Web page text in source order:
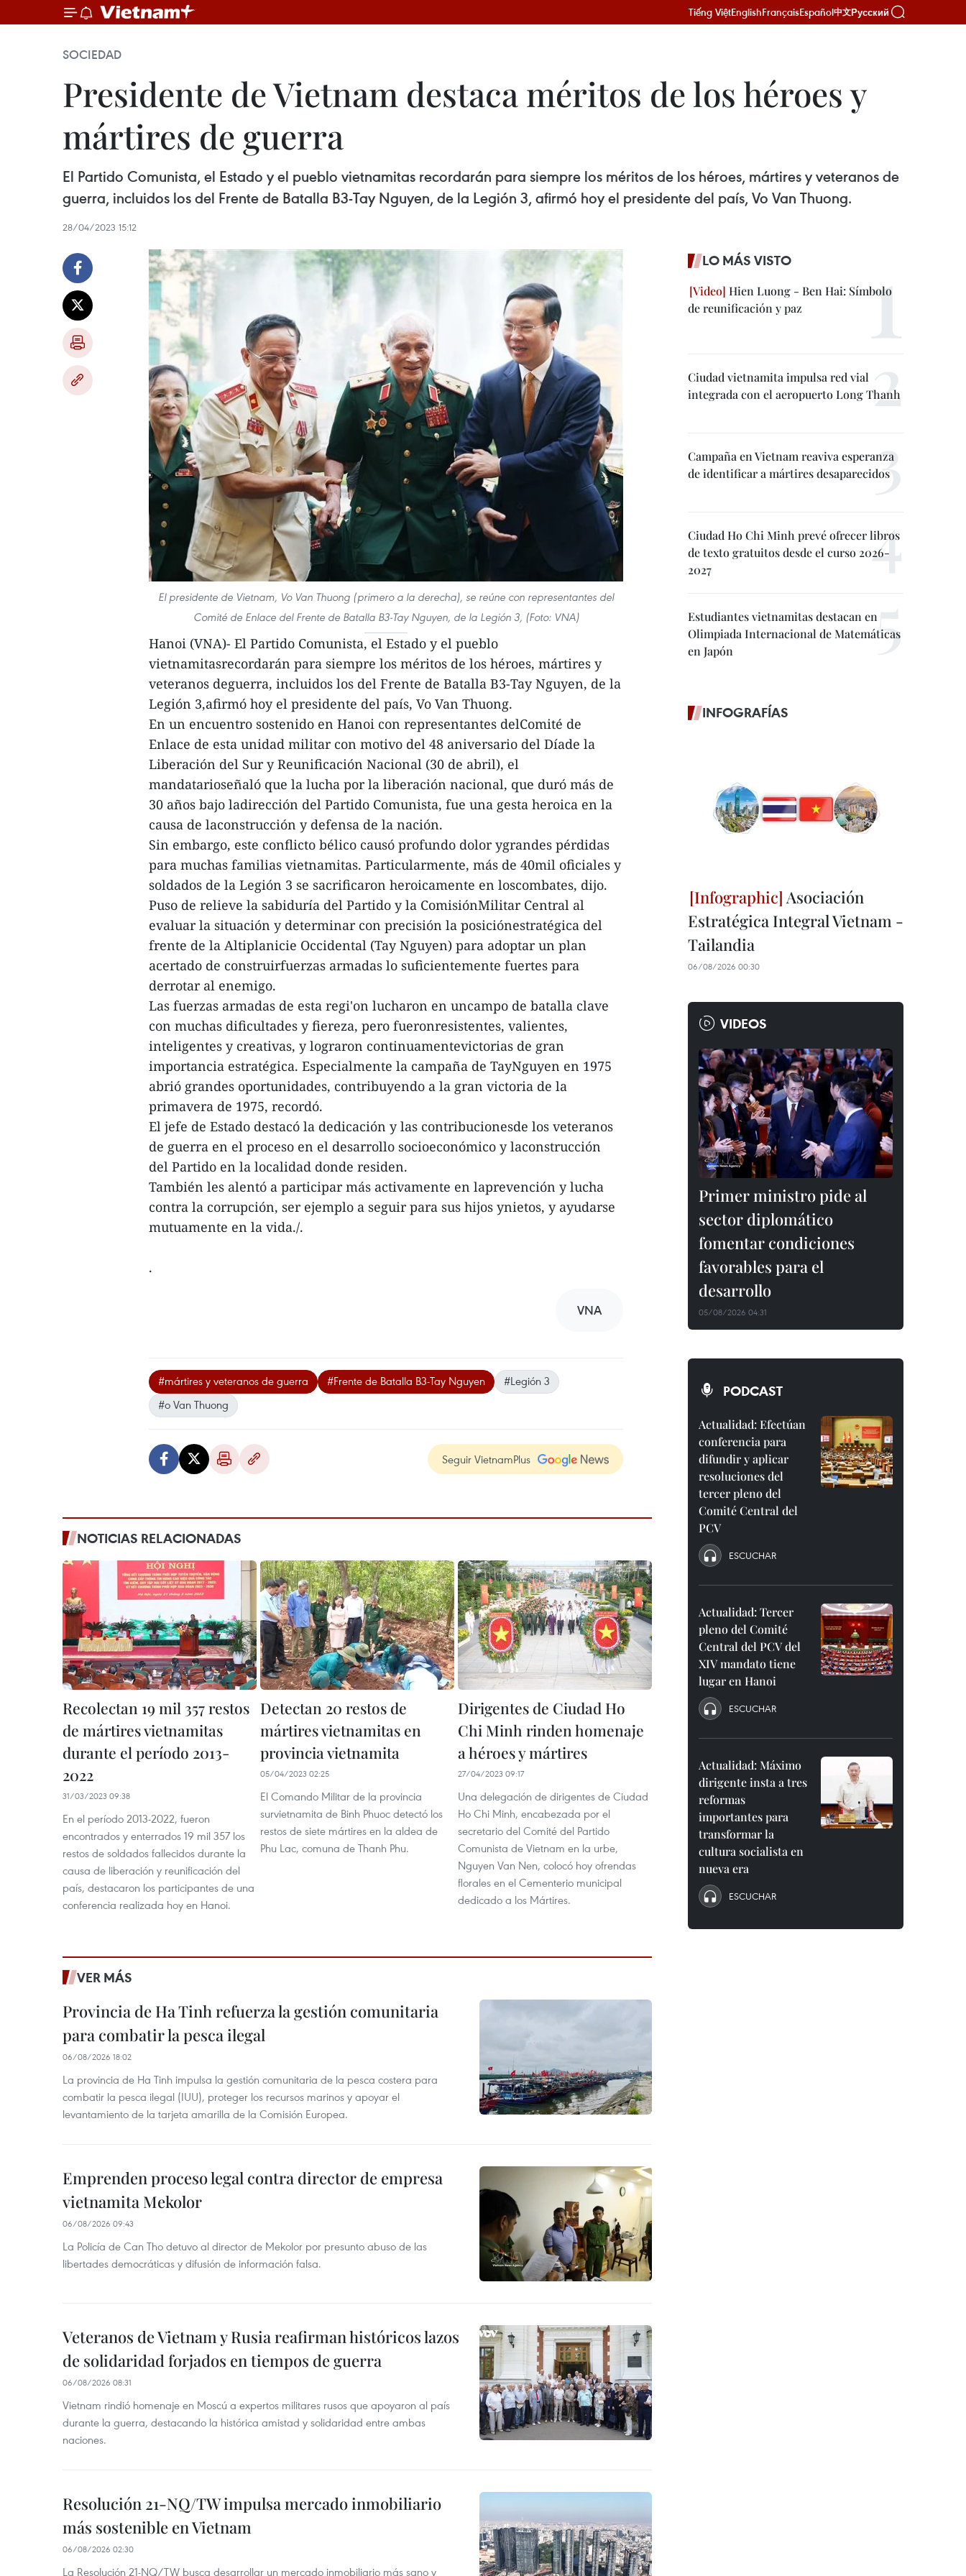
Tiếng ViệtEnglishFrançaisEspañol中文Русский
SOCIEDAD
Presidente de Vietnam destaca méritos de los héroes y
mártires de guerra
El Partido Comunista, el Estado y el pueblo vietnamitas recordarán para siempre los méritos de los héroes, mártires y veteranos de
guerra, incluidos los del Frente de Batalla B3-Tay Nguyen, de la Legión 3, afirmó hoy el presidente del país, Vo Van Thuong.
28/04/2023 15:12
El presidente de Vietnam, Vo Van Thuong (primero a la derecha), se reúne con representantes del
Comité de Enlace del Frente de Batalla B3-Tay Nguyen, de la Legión 3, (Foto: VNA)
Hanoi (VNA)- El Partido Comunista, el Estado y el pueblo
vietnamitasrecordarán para siempre los méritos de los héroes, mártires y
veteranos deguerra, incluidos los del Frente de Batalla B3-Tay Nguyen, de la
Legión 3,afirmó hoy el presidente del país, Vo Van Thuong.
En un encuentro sostenido en Hanoi con representantes delComité de
Enlace de esta unidad militar con motivo del 48 aniversario del Díade la
Liberación del Sur y Reunificación Nacional (30 de abril), el
mandatarioseñaló que la lucha por la liberación nacional, que duró más de
30 años bajo ladirección del Partido Comunista, fue una gesta heroica en la
causa de laconstrucción y defensa de la nación.
Sin embargo, este conflicto bélico causó profundo dolor ygrandes pérdidas
para muchas familias vietnamitas. Particularmente, más de 40mil oficiales y
soldados de la Legión 3 se sacrificaron heroicamente en loscombates, dijo.
Puso de relieve la sabiduría del Partido y la ComisiónMilitar Central al
evaluar la situación y determinar con precisión la posiciónestratégica del
frente de la Altiplanicie Occidental (Tay Nguyen) para adoptar un plan
acertado de construirfuerzas armadas lo suficientemente fuertes para
derrotar al enemigo.
Las fuerzas armadas de esta regi'on lucharon en uncampo de batalla clave
con muchas dificultades y fiereza, pero fueronresistentes, valientes,
inteligentes y creativas, y lograron continuamentevictorias de gran
importancia estratégica. Especialmente la campaña de TayNguyen en 1975
abrió grandes oportunidades, contribuyendo a la gran victoria de la
primavera de 1975, recordó.
El jefe de Estado destacó la dedicación y las contribucionesde los veteranos
de guerra en el proceso en el desarrollo socioeconómico y laconstrucción
del Partido en la localidad donde residen.
También les alentó a participar más activamente en laprevención y lucha
contra la corrupción, ser ejemplo a seguir para sus hijos ynietos, y ayudarse
mutuamente en la vida./.
.
VNA
#mártires y veteranos de guerra #Frente de Batalla B3-Tay Nguyen
#Legión 3
#o Van Thuong
Seguir VietnamPlus
NOTICIAS RELACIONADAS
Recolectan 19 mil 357 restos
de mártires vietnamitas
durante el período 2013-
2022
31/03/2023 09:38
En el período 2013-2022, fueron
encontrados y enterrados 19 mil 357 los
restos de soldados fallecidos durante la
causa de liberación y reunificación del
país, destacaron los participantes de una
conferencia realizada hoy en Hanoi.
Detectan 20 restos de
mártires vietnamitas en
provincia vietnamita
05/04/2023 02:25
El Comando Militar de la provincia
survietnamita de Binh Phuoc detectó los
restos de siete mártires en la aldea de
Phu Lac, comuna de Thanh Phu.
Dirigentes de Ciudad Ho
Chi Minh rinden homenaje
a héroes y mártires
27/04/2023 09:17
Una delegación de dirigentes de Ciudad
Ho Chi Minh, encabezada por el
secretario del Comité del Partido
Comunista de Vietnam en la urbe,
Nguyen Van Nen, colocó hoy ofrendas
florales en el Cementerio municipal
dedicado a los Mártires.
VER MÁS
Provincia de Ha Tinh refuerza la gestión comunitaria
para combatir la pesca ilegal
06/08/2026 18:02
La provincia de Ha Tinh impulsa la gestión comunitaria de la pesca costera para
combatir la pesca ilegal (IUU), proteger los recursos marinos y apoyar el
levantamiento de la tarjeta amarilla de la Comisión Europea.
Emprenden proceso legal contra director de empresa
vietnamita Mekolor
06/08/2026 09:43
La Policía de Can Tho detuvo al director de Mekolor por presunto abuso de las
libertades democráticas y difusión de información falsa.
Veteranos de Vietnam y Rusia reafirman históricos lazos
de solidaridad forjados en tiempos de guerra
06/08/2026 08:31
Vietnam rindió homenaje en Moscú a expertos militares rusos que apoyaron al país
durante la guerra, destacando la histórica amistad y solidaridad entre ambas
naciones.
Resolución 21-NQ/TW impulsa mercado inmobiliario
más sostenible en Vietnam
06/08/2026 02:30
La Resolución 21-NQ/TW busca desarrollar un mercado inmobiliario más sano y
LO MÁS VISTO
Hien Luong - Ben Hai: Símbolo
de reunificación y paz
Ciudad vietnamita impulsa red vial
integrada con el aeropuerto Long Thanh
Campaña en Vietnam reaviva esperanza
de identificar a mártires desaparecidos
Ciudad Ho Chi Minh prevé ofrecer libros
de texto gratuitos desde el curso 2026-
2027
Estudiantes vietnamitas destacan en
Olimpiada Internacional de Matemáticas
en Japón
INFOGRAFÍAS
Asociación
Estratégica Integral Vietnam -
Tailandia
06/08/2026 00:30
VIDEOS
Primer ministro pide al
sector diplomático
fomentar condiciones
favorables para el
desarrollo
05/08/2026 04:31
PODCAST
Actualidad: Efectúan
conferencia para
difundir y aplicar
resoluciones del
tercer pleno del
Comité Central del
PCV
ESCUCHAR
Actualidad: Tercer
pleno del Comité
Central del PCV del
XIV mandato tiene
lugar en Hanoi
ESCUCHAR
Actualidad: Máximo
dirigente insta a tres
reformas
importantes para
transformar la
cultura socialista en
nueva era
ESCUCHAR